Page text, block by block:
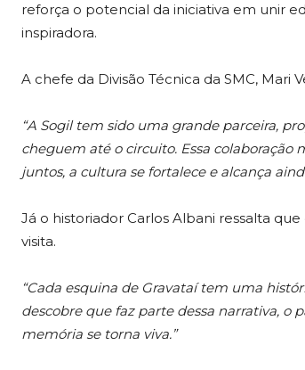
reforça o potencial da iniciativa em unir
inspiradora.
A chefe da Divisão Técnica da SMC, Mari
“A Sogil tem sido uma grande parceira,
cheguem até o circuito. Essa
juntos, a cultura se fortalece e alcança
Já o historiador Carlos Albani ressalta
visita.
“Cada esquina de Gravataí tem uma
descobre que faz parte dessa narrativa, o
memória se torna viva.”